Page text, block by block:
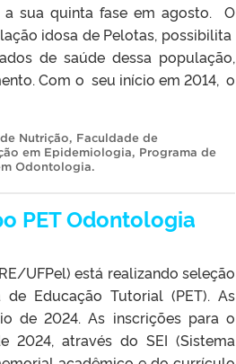
a sua quinta fase em agosto. O
idosa de Pelotas, possibilita
de saúde dessa população,
Com o seu início em 2014, o
Nutrição, Faculdade de
em Epidemiologia, Programa de
Odontologia.
PET Odontologia
UFPel) está realizando seleção
Educação Tutorial (PET). As
de 2024. As inscrições para o
2024, através do SEI (Sistema